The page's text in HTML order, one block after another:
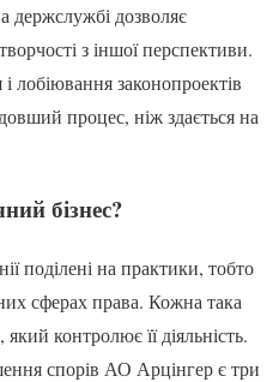
держслужбі дозволяє
з іншої перспективи.
лобіювання законопроектів
процес, ніж здається на
бізнес?
поділені на практики, тобто
сферах права. Кожна така
контролює її діяльність.
спорів АО Арцінгер є три